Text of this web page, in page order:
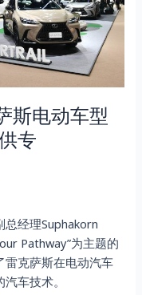
斯电动车型
专
经理Suphakorn
Pathway”为主题的
雷克萨斯在电动汽车
车技术。